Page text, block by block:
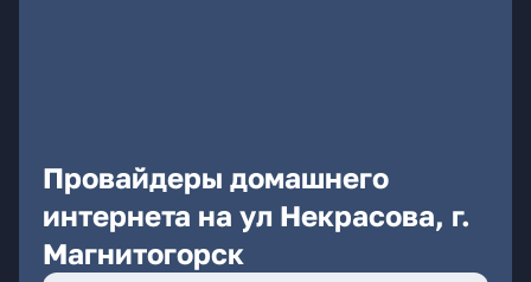
Провайдеры домашнего
интернета на ул Некрасова, г.
Магнитогорск